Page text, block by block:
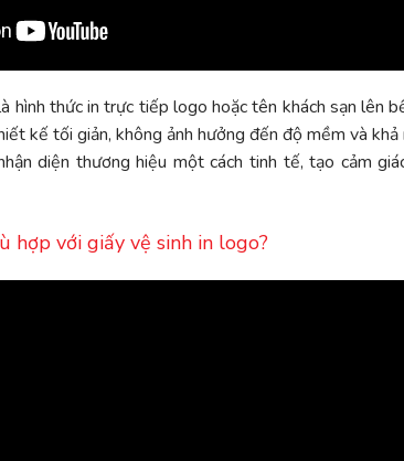
hình thức in trực tiếp logo hoặc tên khách sạn lên
kế tối giản, không ảnh hưởng đến độ mềm và khả
diện thương hiệu một cách tinh tế, tạo cảm
hợp với giấy vệ sinh in logo?